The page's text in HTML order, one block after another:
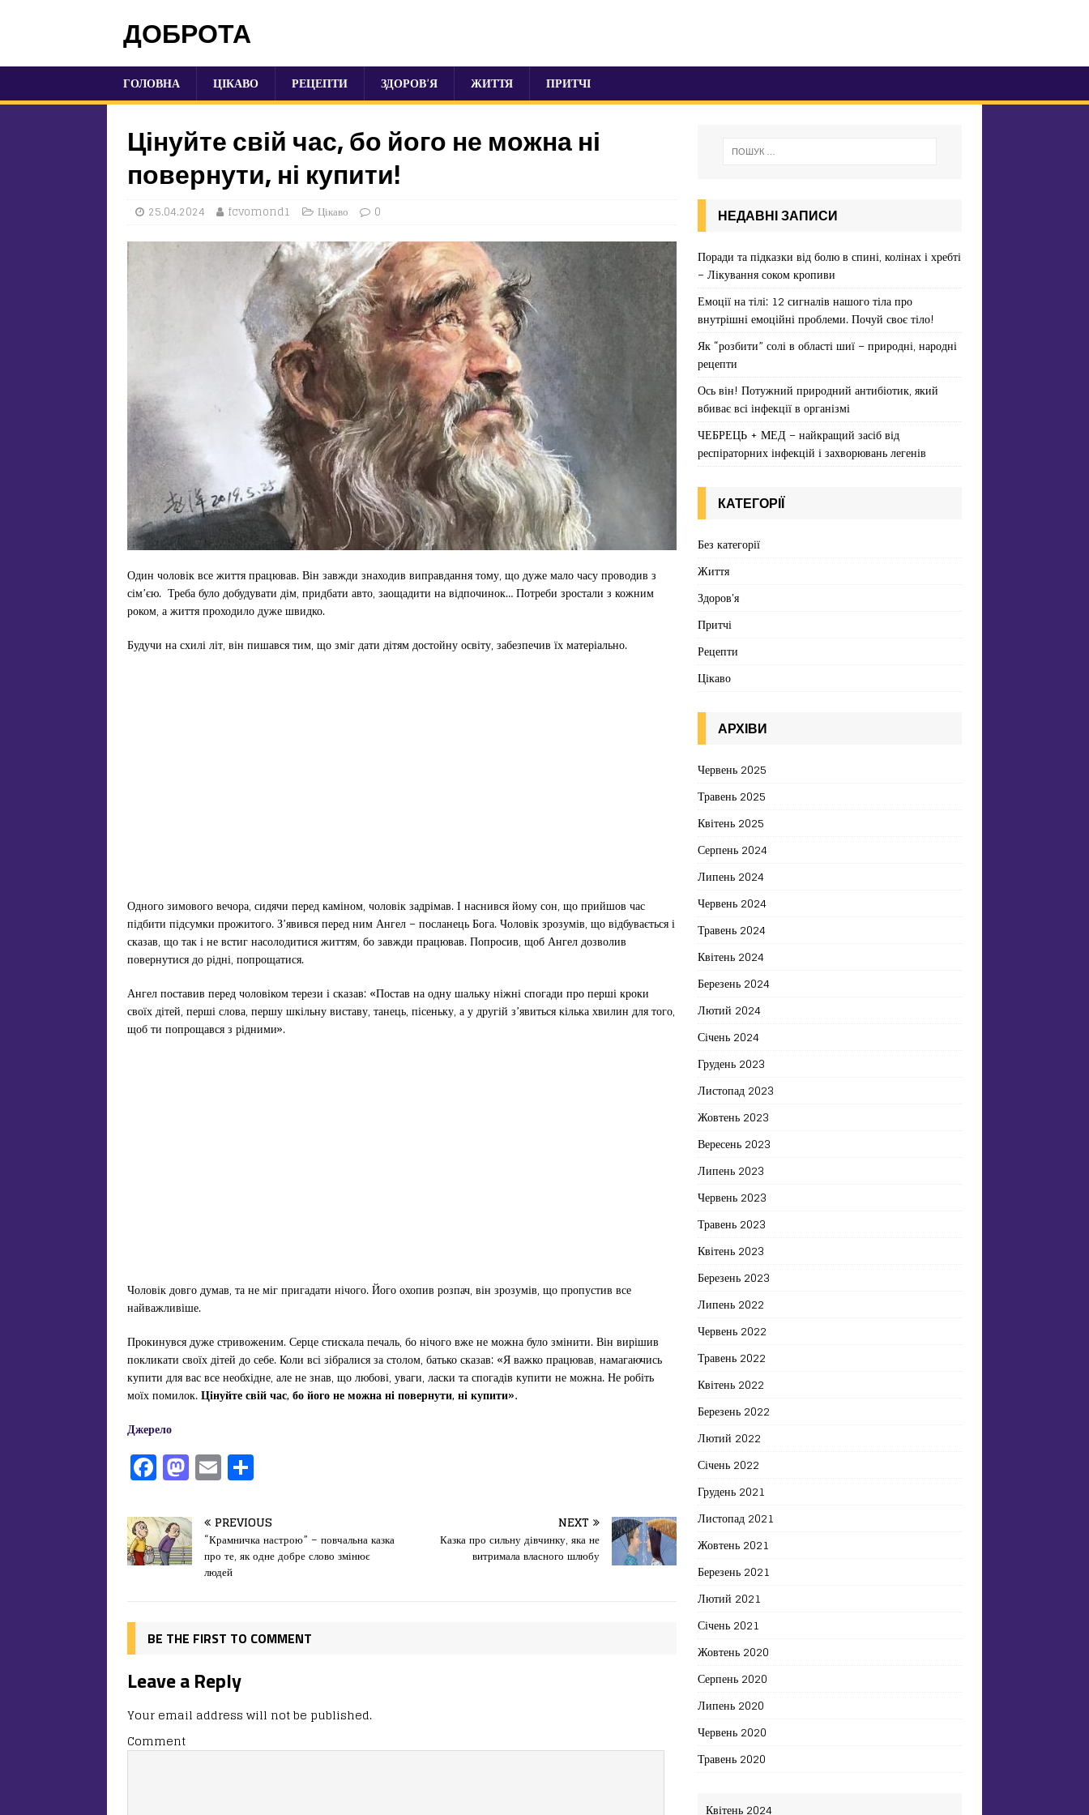
ДОБРОТА
ГОЛОВНА ЦІКАВО РЕЦЕПТИ ЗДОРОВ’Я ЖИТТЯ ПРИТЧІ
Цінуйте свій час, бо його не можна ні
повернути, ні купити!
25.04.2024 fcvomond1 Цікаво 0
Один чоловік все життя працював. Він завжди знаходив виправдання тому, що дуже мало часу проводив з
сім’єю. Треба було добудувати дім, придбати авто, заощадити на відпочинок… Потреби зростали з кожним
роком, а життя проходило дуже швидко.
Будучи на схилі літ, він пишався тим, що зміг дати дітям достойну освіту, забезпечив їх матеріально.
Одного зимового вечора, сидячи перед каміном, чоловік задрімав. І наснився йому сон, що прийшов час
підбити підсумки прожитого. З’явився перед ним Ангел – посланець Бога. Чоловік зрозумів, що відбувається і
сказав, що так і не встиг насолодитися життям, бо завжди працював. Попросив, щоб Ангел дозволив
повернутися до рідні, попрощатися.
Ангел поставив перед чоловіком терези і сказав: «Постав на одну шальку ніжні спогади про перші кроки
своїх дітей, перші слова, першу шкільну виставу, танець, пісеньку, а у другій з’явиться кілька хвилин для того,
щоб ти попрощався з рідними».
Чоловік довго думав, та не міг пригадати нічого. Його охопив розпач, він зрозумів, що пропустив все
найважливіше.
Прокинувся дуже стривоженим. Серце стискала печаль, бо нічого вже не можна було змінити. Він вирішив
покликати своїх дітей до себе. Коли всі зібралися за столом, батько сказав: «Я важко працював, намагаючись
купити для вас все необхідне, але не знав, що любові, уваги, ласки та спогадів купити не можна. Не робіть
моїх помилок.Цінуйте свій час, бо його не можна ні повернути, ні купити».
Джерело
F
a
c
e
b
o
k
M
a
st
o
d
n
E
m
ai
l
іл
и
т
я
PREVIOUS
“Крамничка настрою” – повчальна казка
про те, як одне добре слово змінює
людей
NEXT
Казка про сильну дівчинку, яка не
витримала власного шлюбу
BE THE FIRST TO COMMENT
Leave a Reply
Your email address will not be published.
Comment
НЕДАВНІ ЗАПИСИ
Поради та підказки від болю в спині, колінах і хребті
– Лікування соком кропиви
Емоції на тілі: 12 сигналів нашого тіла про
внутрішні емоційні проблеми. Почуй своє тіло!
Як “розбити” солі в області шиї – природні, народні
рецепти
Ось він! Потужний природний антибіотик, який
вбиває всі інфекції в організмі
ЧЕБРЕЦЬ + МЕД – найкращий засіб від
респіраторних інфекцій і захворювань легенів
КАТЕГОРІЇ
Без категорії
Життя
Здоров'я
Притчі
Рецепти
Цікаво
АРХІВИ
Червень 2025
Травень 2025
Квітень 2025
Серпень 2024
Липень 2024
Червень 2024
Травень 2024
Квітень 2024
Березень 2024
Лютий 2024
Січень 2024
Грудень 2023
Листопад 2023
Жовтень 2023
Вересень 2023
Липень 2023
Червень 2023
Травень 2023
Квітень 2023
Березень 2023
Липень 2022
Червень 2022
Травень 2022
Квітень 2022
Березень 2022
Лютий 2022
Січень 2022
Грудень 2021
Листопад 2021
Жовтень 2021
Березень 2021
Лютий 2021
Січень 2021
Жовтень 2020
Серпень 2020
Липень 2020
Червень 2020
Травень 2020
Квітень 2024